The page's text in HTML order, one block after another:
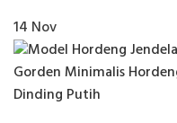
14 Nov